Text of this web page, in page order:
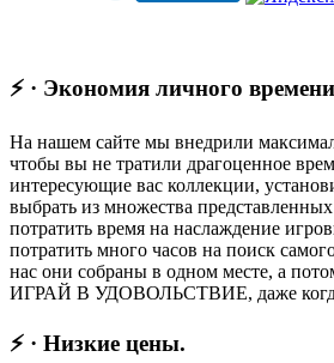
⚡ · Экономия личного
На нашем сайте мы внедрили
чтобы вы не тратили драгоценное
интересующие вас коллекции,
выбрать из множества
потратить время на наслаждение
потратить много часов на поиск
нас они собраны в одном месте, а
ИГРАЙ В УДОВОЛЬСТВИЕ, даже когда
⚡ · Низкие цены.